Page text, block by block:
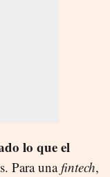
lo que el
Para unafintech,